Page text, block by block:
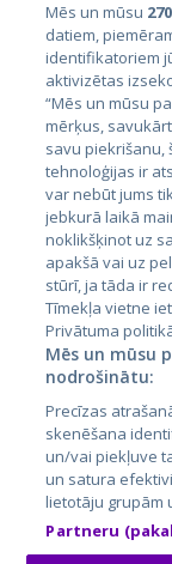
Страны
Эстония
Латвия
Литва
City24.lv
City24.ee
GetaPro.lv
GetaPro.ee
Skelbiu.lt
Autoplius.lt
Mēs un mūsu 270
datiem,
identifikatoriem
aktivizētas
“Mēs un mūsu
mērķus,
savu piekrišanu,
tehnoloģijas ir
var nebūt jums
jebkurā laikā
noklikšķinot uz
apakšā vai uz
stūrī, ja tāda ir
Tīmekļa vietne
Privātuma
Mēs un mūsu
nodrošinātu:
Precīzas
skenēšana
un/vai piekļuve
un satura
lietotāju grupām
Partneru